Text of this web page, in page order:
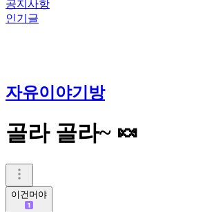
공지사항
인기글
자유이야기방
골라 골라~ 🍬
이건머야